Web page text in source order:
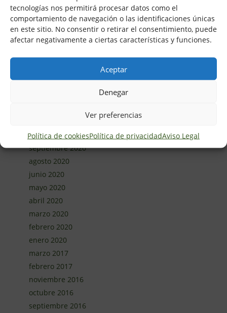
tecnologías nos permitirá procesar datos como el
comportamiento de navegación o las identificaciones únicas
en este sitio. No consentir o retirar el consentimiento, puede
afectar negativamente a ciertas características y funciones.
Aceptar
Denegar
Ver preferencias
Política de cookiesPolítica de privacidadAviso Legal
noviembre 2021
septiembre 2021
julio 2021
junio 2021
abril 2021
febrero 2021
octubre 2020
septiembre 2020
agosto 2020
junio 2020
mayo 2020
abril 2020
marzo 2020
febrero 2020
enero 2020
marzo 2017
febrero 2017
noviembre 2016
octubre 2016
septiembre 2016